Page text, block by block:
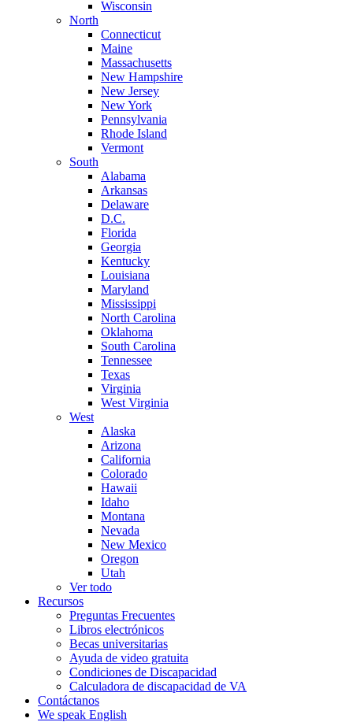
Wisconsin
North
Connecticut
Maine
Massachusetts
New Hampshire
New Jersey
New York
Pennsylvania
Rhode Island
Vermont
South
Alabama
Arkansas
Delaware
D.C.
Florida
Georgia
Kentucky
Louisiana
Maryland
Mississippi
North Carolina
Oklahoma
South Carolina
Tennessee
Texas
Virginia
West Virginia
West
Alaska
Arizona
California
Colorado
Hawaii
Idaho
Montana
Nevada
New Mexico
Oregon
Utah
Ver todo
Recursos
Preguntas Frecuentes
Libros electrónicos
Becas universitarias
Ayuda de video gratuita
Condiciones de Discapacidad
Calculadora de discapacidad de VA
Contáctanos
We speak English